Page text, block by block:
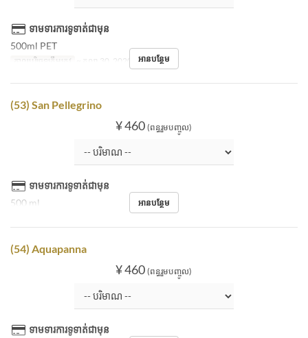
ទាមទារការទូទាត់ជាមុន
500ml PET
កាលបរិច្ឆេទត្រឹមត្រូវ ~ តុលា 30, 2020 អានបន្ថែម
(53) San Pellegrino
¥ 460 (ពន្ធរួមបញ្ចូល)
ទាមទារការទូទាត់ជាមុន
500 ml
អានបន្ថែម
(54) Aquapanna
¥ 460 (ពន្ធរួមបញ្ចូល)
ទាមទារការទូទាត់ជាមុន